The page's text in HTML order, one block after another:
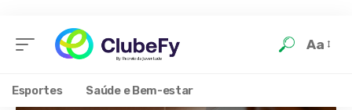
Aa
Esportes Saúde e Bem-estar